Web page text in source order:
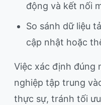
động và kết nối
So sánh dữ liệu
cập nhật hoặc
Việc xác định đúng
nghiệp tập trung
thực sự, tránh tối